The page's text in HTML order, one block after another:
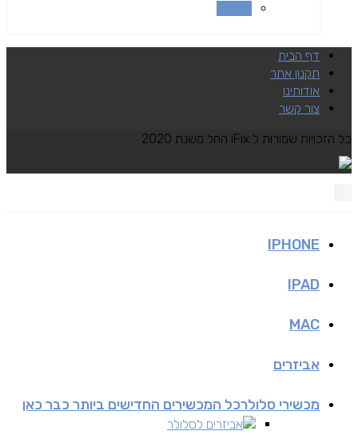
דף הבית
תקנון אתר
אודותינו
צור קשר
כל הזכויות שמורות ל iFix החל משנת 2020
IPHONE
IPAD
MAC
אביזרים
אביזרים לסלולר
מכשירי סלולרכל המכשירים החדישים ביותר כבר כאן